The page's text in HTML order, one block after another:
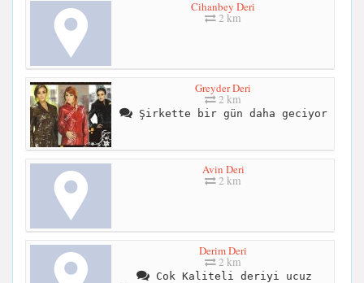
Cihanbey Deri
2 km
Greyder Deri
2 km
Şirkette bir gün daha geciyor
Avin Deri
2 km
Derim Deri
2 km
Cok Kaliteli deriyi ucuz